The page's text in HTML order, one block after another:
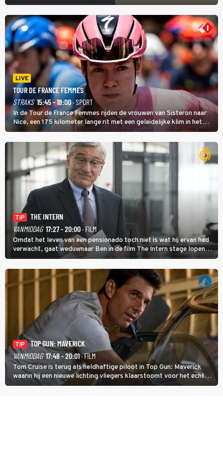
LIVE
TOUR DE FRANCE FEMMES
STRAKS 15:45 - 18:00· SPORT
In de Tour de France Femmes rijden de vrouwen van Sisteron naar
Nice, een 175 kilometer lange rit met een geleidelijke klim in het
midden. Dat is mogelijk niet de zwaarste hindernis, dat is de
temperatuur. Het kan in Nice namelijk bloedheet worden.
TIP
THE INTERN
VANMIDDAG 17:27 - 20:00· FILM
Omdat het leven van een pensionado toch niet is wat hij ervan had
verwacht, gaat weduwnaar Ben in de film The Intern stage lopen
bij de hippe webwinkel van Jules, wat een gouden zet blijkt te zijn.
TIP
TOP GUN: MAVERICK
VANMIDDAG 17:48 - 20:01· FILM
Tom Cruise is terug als heldhaftige piloot in Top Gun: Maverick
waarin hij een nieuwe lichting vliegers klaarstoomt voor het echte
werk.